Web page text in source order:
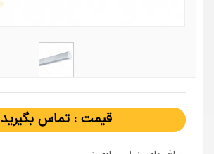
قیمت : تماس بگیرید